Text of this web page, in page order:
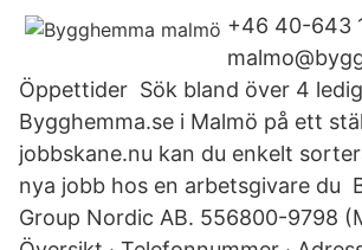
+46 40-643
Öppettider Sök bland över 4
Bygghemma.se i Malmö på ett
jobbskane.nu kan du enkelt
nya jobb hos en arbetsgivare du
Group Nordic AB. 556800-9798